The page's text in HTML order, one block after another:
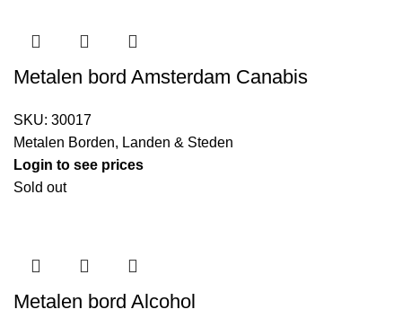
Metalen bord Amsterdam Canabis
SKU: 30017
Metalen Borden, Landen & Steden
Login to see prices
Sold out
Metalen bord Alcohol